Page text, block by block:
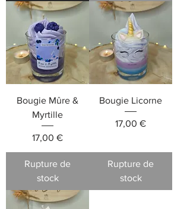
Bougie Mûre &
Myrtille
Prix
17,00 €
Rupture de
stock
Bougie Licorne
Prix
17,00 €
Rupture de
stock